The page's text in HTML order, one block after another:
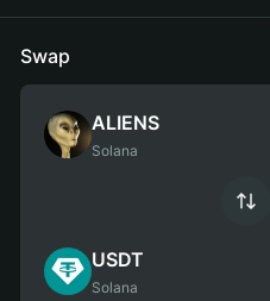
Swap
ALIENS
Solana
USDT
Solana